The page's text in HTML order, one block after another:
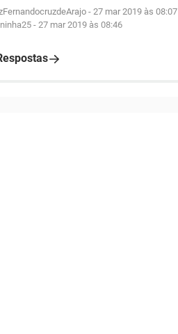
- 27 mar 2019 às 08:07
ninha25 - 27 mar 2019 às 08:46